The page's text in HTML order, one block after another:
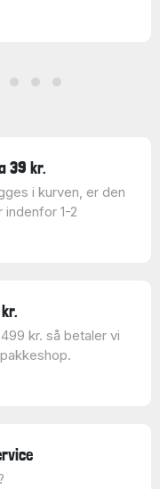
39 kr.
i kurven, er den
indenfor 1-2
kr. så betaler vi